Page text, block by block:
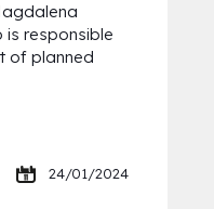
is responsible
of planned
24/01/2024